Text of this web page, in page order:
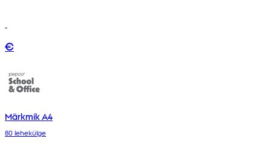
€
Märkmik A4
80 lehekülge